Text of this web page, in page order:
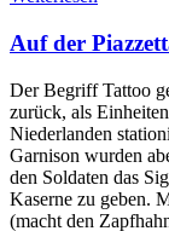
Auf der
Der Begriff Tattoo
zurück, als
Niederlanden
Garnison wurden
den Soldaten das
Kaserne zu geben.
(macht den